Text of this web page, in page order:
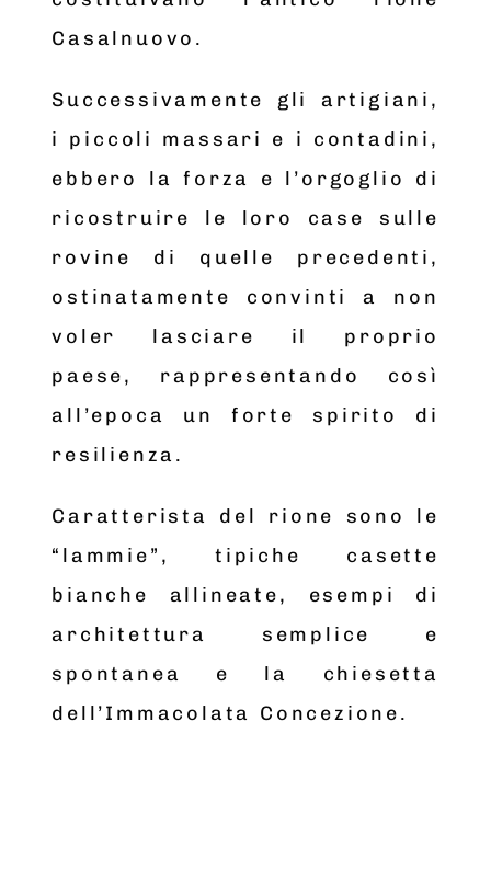
Casalnuovo.
Successivamente gli artigiani,
i piccoli massari e i contadini,
ebbero la forza e l’orgoglio di
ricostruire le loro case sulle
rovine di quelle precedenti,
ostinatamente convinti a non
voler lasciare il proprio
paese, rappresentando così
all’epoca un forte spirito di
resilienza.
Caratterista del rione sono le
“lammie”, tipiche casette
bianche allineate, esempi di
architettura semplice e
spontanea e la chiesetta
dell’Immacolata Concezione.